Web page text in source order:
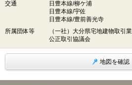
交通
日豊本線/柳ケ浦
日豊本線/宇佐
日豊本線/豊前善光寺
所属団体等
（一社）大分県宅地建物取
公正取引協議会
地図を確認